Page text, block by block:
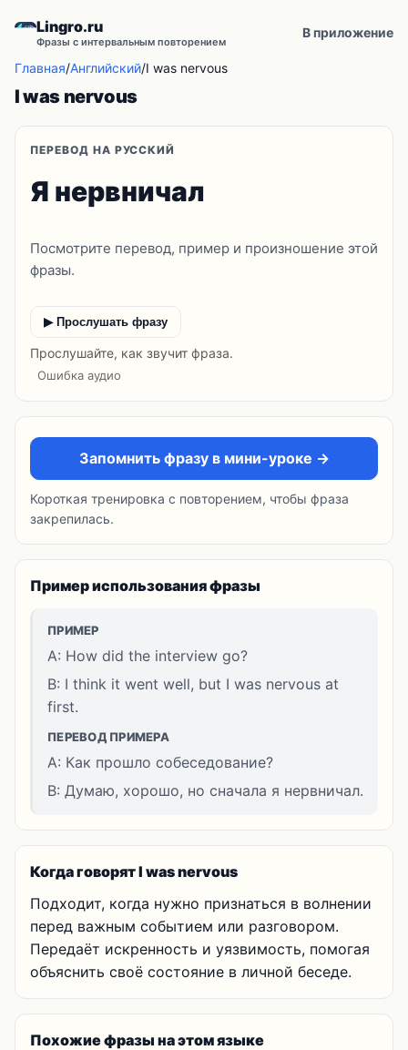
Lingro.ru
Фразы с интервальным повторением
В приложение
Главная/Английский/I was nervous
I was nervous
ПЕРЕВОД НА РУССКИЙ
Я нервничал
Посмотрите перевод, пример и произношение этой
фразы.
▶ Прослушать фразу
Прослушайте, как звучит фраза.
Ошибка аудио
Запомнить фразу в мини-уроке →
Короткая тренировка с повторением, чтобы фраза
закрепилась.
Пример использования фразы
ПРИМЕР
A: How did the interview go?
B: I think it went well, but I was nervous at
first.
ПЕРЕВОД ПРИМЕРА
A: Как прошло собеседование?
B: Думаю, хорошо, но сначала я нервничал.
Когда говорят I was nervous
Подходит, когда нужно признаться в волнении
перед важным событием или разговором.
Передаёт искренность и уязвимость, помогая
объяснить своё состояние в личной беседе.
Похожие фразы на этом языке